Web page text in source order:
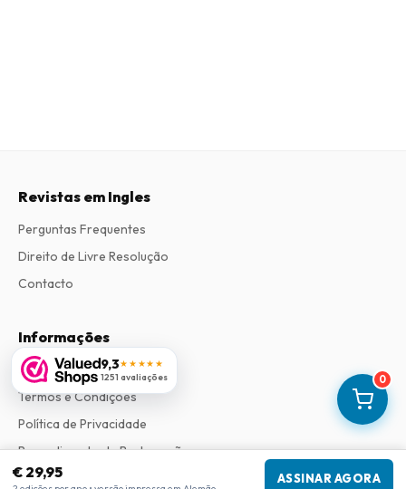
0
€ 29,95 ASSINAR AGORA
9,3★★★★★
1251 avaliações
Revistas em Ingles
Perguntas Frequentes
Direito de Livre Resolução
Contacto
Informações
Sobre Nós
Termos e Condições
Política de Privacidade
Procedimento de Reclamações